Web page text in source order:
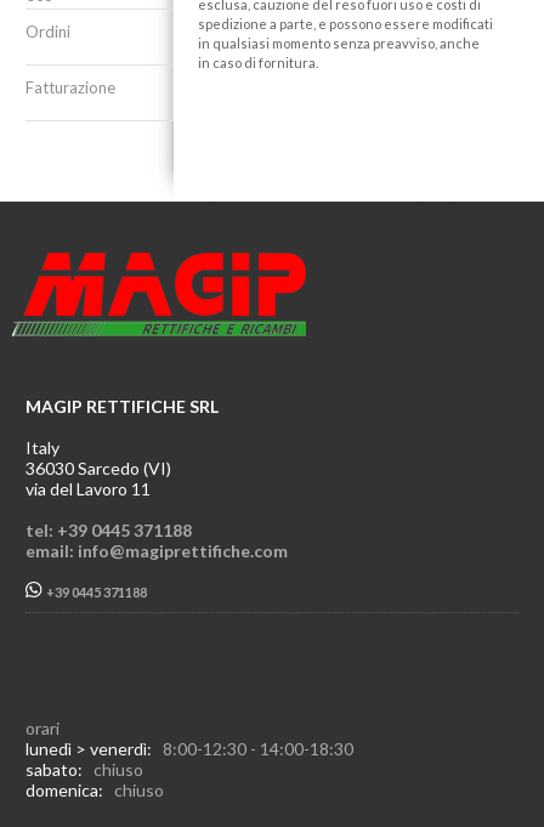
Ordini
Fatturazione
esclusa, cauzione del reso fuori uso e costi di
spedizione a parte, e possono essere modificati
in qualsiasi momento senza preavviso, anche
in caso di fornitura.
MAGIP RETTIFICHE SRL
Italy
36030 Sarcedo (VI)
via del Lavoro 11
tel: +39 0445 371188
email: info@magiprettifiche.com
+39 0445 371188
orari
lunedì > venerdì: 8:00-12:30 - 14:00-18:30
sabato: chiuso
domenica: chiuso